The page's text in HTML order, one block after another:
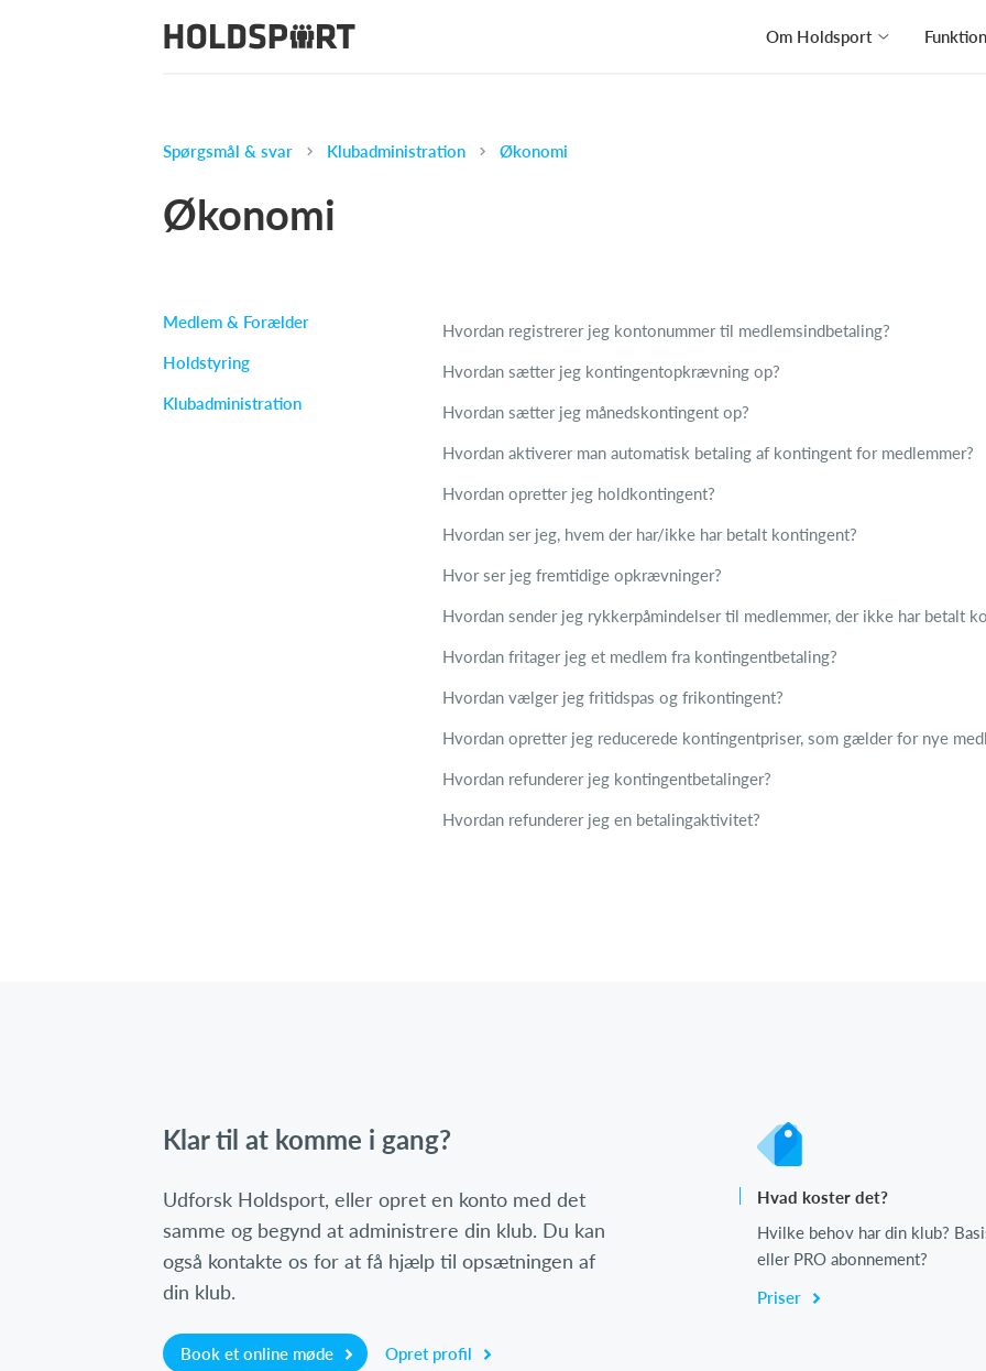
Om Holdsport
Spørgsmål & svar Klubadministration Økonomi
Økonomi
Medlem & Forælder
Holdstyring
Klubadministration
Hvordan registrerer jeg kontonummer til medlemsindbetaling?
Hvordan sætter jeg kontingentopkrævning op?
Hvordan sætter jeg månedskontingent op?
Hvordan aktiverer man automatisk betaling af kontingent for medlemmer?
Hvordan opretter jeg holdkontingent?
Hvordan ser jeg, hvem der har/ikke har betalt kontingent?
Hvor ser jeg fremtidige opkrævninger?
Hvordan sender jeg rykkerpåmindelser til medlemmer, der ikke har betalt
Hvordan fritager jeg et medlem fra kontingentbetaling?
Hvordan vælger jeg fritidspas og frikontingent?
Hvordan opretter jeg reducerede kontingentpriser, som gælder for nye
Hvordan refunderer jeg kontingentbetalinger?
Hvordan refunderer jeg en betalingaktivitet?
Klar til at komme i gang?
Udforsk Holdsport, eller opret en konto med det
samme og begynd at administrere din klub. Du kan
også kontakte os for at få hjælp til opsætningen af
din klub.
Book et online møde Opret profil
Hvad koster det?
Hvilke behov har din klub?
eller PRO abonnement?
Priser